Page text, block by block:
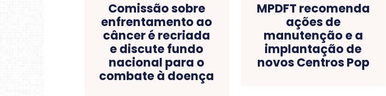
Comissão sobre
enfrentamento ao
câncer é recriada
e discute fundo
nacional para o
combate à doença
MPDFT recomenda
ações de
manutenção e a
implantação de
novos Centros Pop